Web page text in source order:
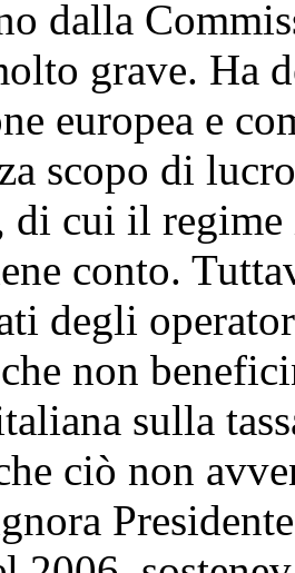
dalla
grave. Ha
europea e
scopo di
di cui il
conto.
degli
non
sulla
ciò non